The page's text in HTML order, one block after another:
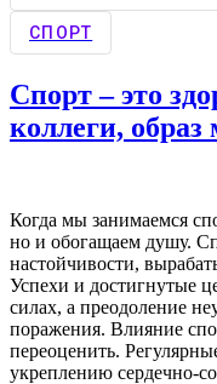
СПОРТ
Спорт – это
коллеги,
Когда мы занимаемся
но и обогащаем душу.
настойчивости,
Успехи и достигнутые
силах, а преодоление
поражения. Влияние
переоценить.
укреплению сердечно-